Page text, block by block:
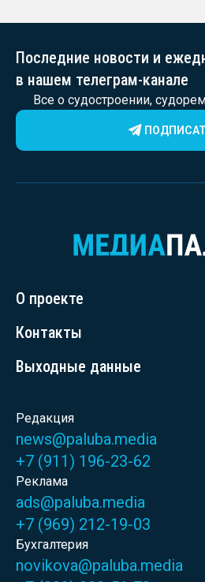
Последние новости и
в нашем телеграм-канале
Все о судостроении,
О проекте
Контакты
Выходные данные
Редакция
news@paluba.media
+7 (911) 196-23-62
Реклама
ads@paluba.media
+7 (969) 212-19-03
Бухгалтерия
novikova@paluba.media